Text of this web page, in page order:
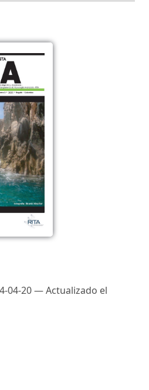
04-20 — Actualizado el